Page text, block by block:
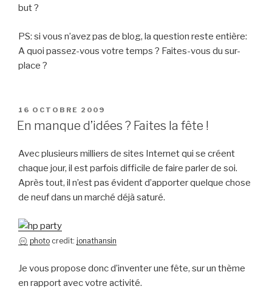
but ?
PS: si vous n’avez pas de blog, la question reste entière:
A quoi passez-vous votre temps ? Faites-vous du sur-
place ?
PUBLIÉ
LE
16 OCTOBRE 2009
En manque d’idées ? Faites la fête !
Avec plusieurs milliers de sites Internet qui se créent
chaque jour, il est parfois difficile de faire parler de soi.
Après tout, il n’est pas évident d’apporter quelque chose
de neuf dans un marché déjà saturé.
photo credit: jonathansin
Je vous propose donc d’inventer une fête, sur un thème
en rapport avec votre activité.